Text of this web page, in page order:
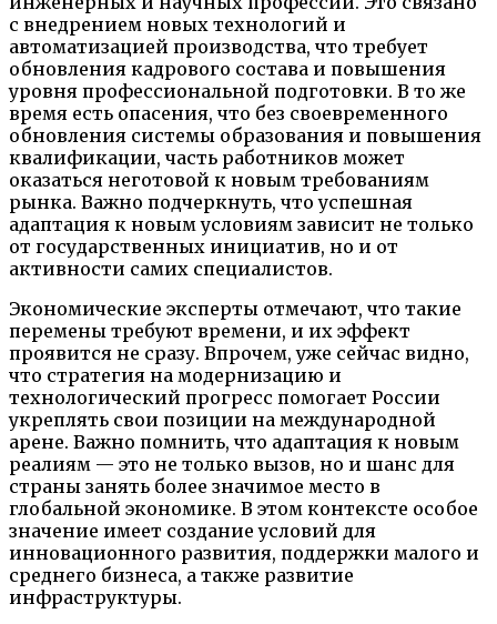
с внедрением новых технологий и
автоматизацией производства, что требует
обновления кадрового состава и повышения
уровня профессиональной подготовки. В то же
время есть опасения, что без своевременного
обновления системы образования и повышения
квалификации, часть работников может
оказаться неготовой к новым требованиям
рынка. Важно подчеркнуть, что успешная
адаптация к новым условиям зависит не только
от государственных инициатив, но и от
активности самих специалистов.
Экономические эксперты отмечают, что такие
перемены требуют времени, и их эффект
проявится не сразу. Впрочем, уже сейчас видно,
что стратегия на модернизацию и
технологический прогресс помогает России
укреплять свои позиции на международной
арене. Важно помнить, что адаптация к новым
реалиям — это не только вызов, но и шанс для
страны занять более значимое место в
глобальной экономике. В этом контексте особое
значение имеет создание условий для
инновационного развития, поддержки малого и
среднего бизнеса, а также развитие
инфраструктуры.